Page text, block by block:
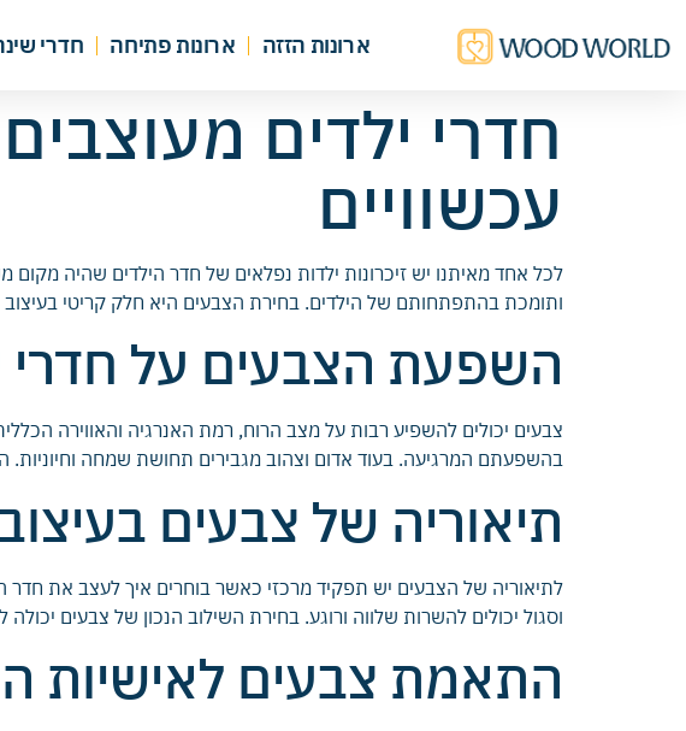
ארונות הזזה ארונות פתיחה חדרי
חדרי ילדים
עכשוויים
לכל אחד מאיתנו יש זיכרונות ילדות נפלאים של חדר הילדים שהיה מקום
ותומכת בהתפתחותם של הילדים. בחירת הצבעים היא חלק קריטי בעיצוב
השפעת הצבעים על חדרי
צבעים יכולים להשפיע רבות על מצב הרוח, רמת האנרגיה והאווירה
בהשפעתם המרגיעה. בעוד אדום וצהוב מגבירים תחושת שמחה וחיוניות.
תיאוריה של צבעים
לתיאוריה של הצבעים יש תפקיד מרכזי כאשר בוחרים איך לעצב את חדר
וסגול יכולים להשרות שלווה ורוגע. בחירת השילוב הנכון של צבעים
התאמת צבעים לאישיות